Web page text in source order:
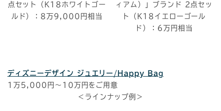
点セット（K18ホワイトゴー
ルド）：8万9,000円相当
ィアム）」ブランド 2点セッ
ト（K18イエローゴール
ド）：6万円相当
ディズニーデザイン ジュエリー/Happy Bag
1万5,000円～10万円をご用意
＜ラインナップ例＞